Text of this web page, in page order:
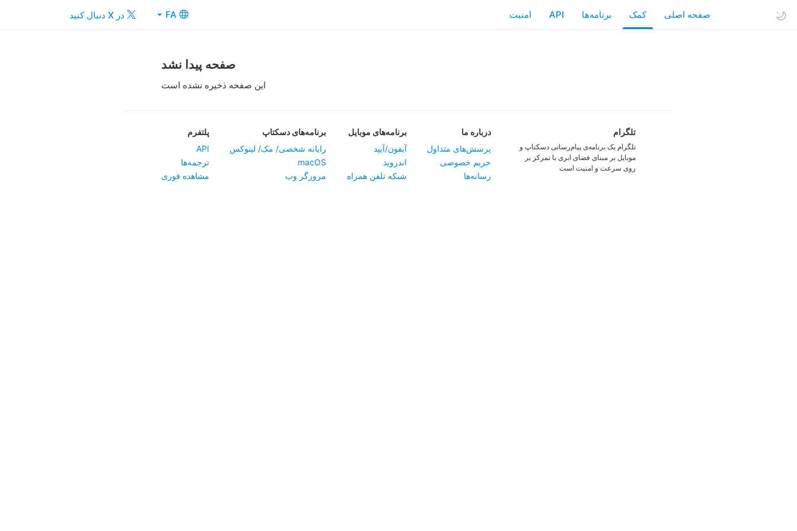
FA در X دنبال کنید صفحه اصلی کمک API امنیت
صفحه پیدا نشد
این صفحه ذخیره نشده است
تلگرام
تلگرام یک برنامه‌ی پیام‌رسانی دسکتاپ و
موبایل بر مبنای فضای ابری با تمرکز بر
روی سرعت و امنیت است
در‌باره ما
پرسش‌های متداول
حریم خصوصی
رسانه‌ها
برنامه‌های موبایل
آیفون/آیپد
اندروید
شبکه تلفن همراه
برنامه‌های دسکتاپ
‏رایانه شخصی/ مک/ لینوکس
macOS
مرورگر وب
پلتفرم
API
ترجمه‌ها
مشاهده فوری